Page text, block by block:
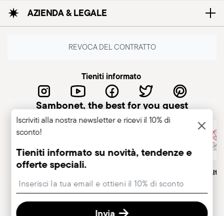
AZIENDA & LEGALE
REVOCA DEL CONTRATTO
Tieniti informato
Sambonet, the best for you guest
Azienda italiana Socio
Iscriviti alla nostra newsletter e ricevi il 10% di
sconto!
Tieniti informato su novità, tendenze e
offerte speciali.
Invia